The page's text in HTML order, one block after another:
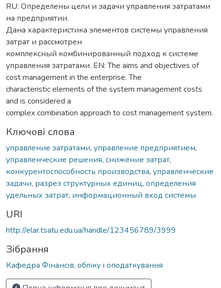
RU: Определены цели и задачи управления затратами
на предприятии.
Дана характеристика элементов системы управления
затрат и рассмотрен
комплексный комбинированный подход к системе
управления затратами. EN: The aims and objectives of
cost management in the enterprise. The
characteristic elements of the system management costs
and is considered a
complex combination approach to cost management system.
Ключові слова
управление затратами, управление предприятием,
управленческие решения, снижение затрат,
конкурентоспособность производства, управленческие
задачи, разрез структурных единиц, определения
удельных затрат, информационный вход системы
URI
http://elar.tsatu.edu.ua/handle/123456789/3999
Зібрання
Кафедра Фінансів, обліку і оподаткування